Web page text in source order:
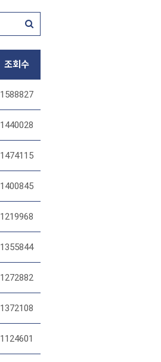
조회수
1588827
1440028
1474115
1400845
1219968
1355844
1272882
1372108
1124601